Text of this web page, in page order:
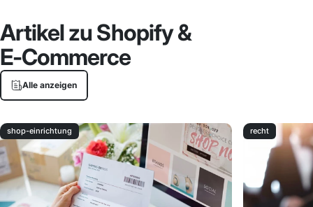
Artikelzu Shopify&
E-Commerce
Alle anzeigen
shop-einrichtung recht